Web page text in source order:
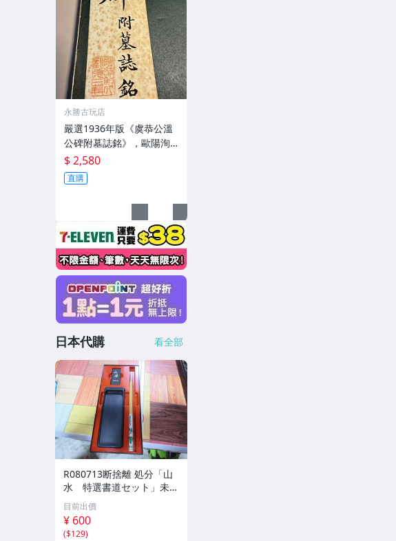
永勝古玩店
嚴選1936年版《虞恭公溫
公碑附墓誌銘》，歐陽洵
親筆手跡，典藏歷史與書
法珍品 唐史研究 碑刻藝術
田中和市版
$ 2,580
直購
日本代購 看全部
R080713断捨離 処分「山
水 特選書道セット」未使
用品
目前出價
¥ 600
($129)